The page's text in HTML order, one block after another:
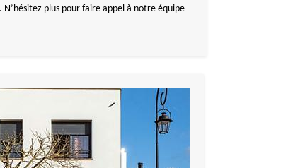
plus pour faire appel à notre équipe